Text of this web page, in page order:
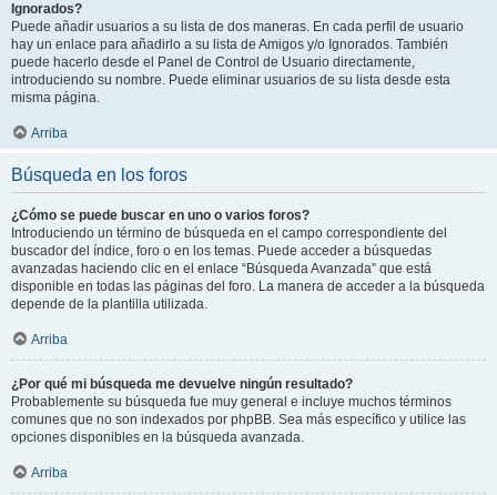
Ignorados?
Puede añadir usuarios a su lista de dos maneras. En cada perfil de usuario
hay un enlace para añadirlo a su lista de Amigos y/o Ignorados. También
puede hacerlo desde el Panel de Control de Usuario directamente,
introduciendo su nombre. Puede eliminar usuarios de su lista desde esta
misma página.
Arriba
Búsqueda en los foros
¿Cómo se puede buscar en uno o varios foros?
Introduciendo un término de búsqueda en el campo correspondiente del
buscador del índice, foro o en los temas. Puede acceder a búsquedas
avanzadas haciendo clic en el enlace “Búsqueda Avanzada” que está
disponible en todas las páginas del foro. La manera de acceder a la búsqueda
depende de la plantilla utilizada.
Arriba
¿Por qué mi búsqueda me devuelve ningún resultado?
Probablemente su búsqueda fue muy general e incluye muchos términos
comunes que no son indexados por phpBB. Sea más específico y utilice las
opciones disponibles en la búsqueda avanzada.
Arriba